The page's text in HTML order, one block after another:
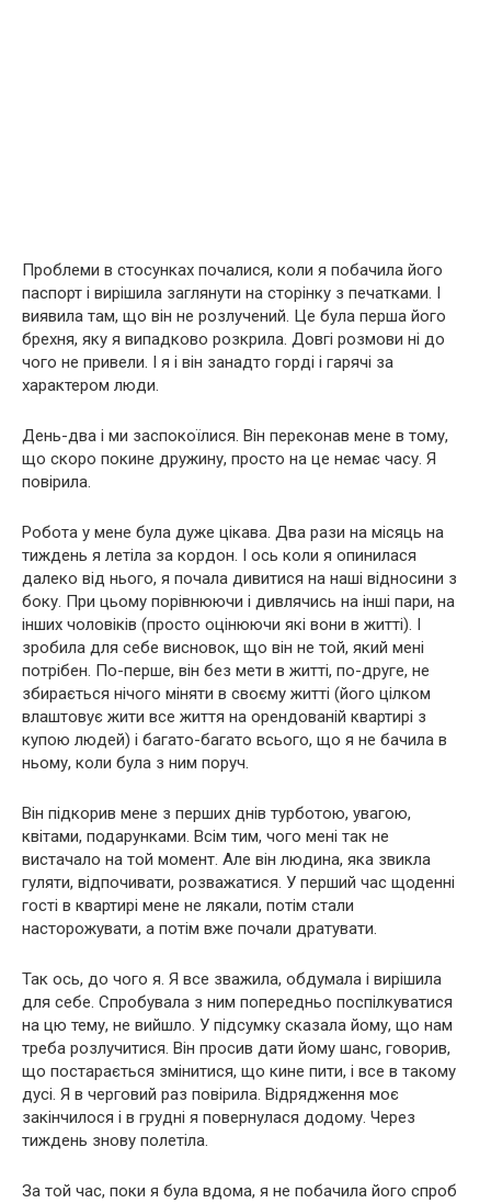
Проблеми в стосунках почалися, коли я побачила його
паспорт і вирішила заглянути на сторінку з печатками. І
виявила там, що він не розлучений. Це була перша його
брехня, яку я випадково розкрила. Довгі розмови ні до
чого не привели. І я і він занадто горді і гарячі за
характером люди.
День-два і ми заспокоїлися. Він переконав мене в тому,
що скоро покине дружину, просто на це немає часу. Я
повірила.
Робота у мене була дуже цікава. Два рази на місяць на
тиждень я летіла за кордон. І ось коли я опинилася
далеко від нього, я почала дивитися на наші відносини з
боку. При цьому порівнюючи і дивлячись на інші пари, на
інших чоловіків (просто оцінюючи які вони в житті). І
зробила для себе висновок, що він не той, який мені
потрібен. По-перше, він без мети в житті, по-друге, не
збирається нічого міняти в своєму житті (його цілком
влаштовує жити все життя на орендованій квартирі з
купою людей) і багато-багато всього, що я не бачила в
ньому, коли була з ним поруч.
Він підкорив мене з перших днів турботою, увагою,
квітами, подарунками. Всім тим, чого мені так не
вистачало на той момент. Але він людина, яка звикла
гуляти, відпочивати, розважатися. У перший час щоденні
гості в квартирі мене не лякали, потім стали
насторожувати, а потім вже почали дратувати.
Так ось, до чого я. Я все зважила, обдумала і вирішила
для себе. Спробувала з ним попередньо поспілкуватися
на цю тему, не вийшло. У підсумку сказала йому, що нам
треба розлучитися. Він просив дати йому шанс, говорив,
що постарається змінитися, що кине пити, і все в такому
дусі. Я в черговий раз повірила. Відрядження моє
закінчилося і в грудні я повернулася додому. Через
тиждень знову полетіла.
За той час, поки я була вдома, я не побачила його спроб